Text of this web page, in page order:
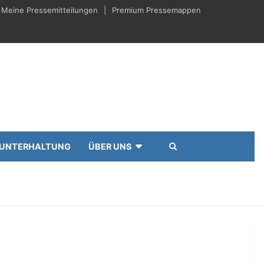
Meine Pressemitteilungen Premium Pressemappen
UNTERHALTUNG ÜBER UNS